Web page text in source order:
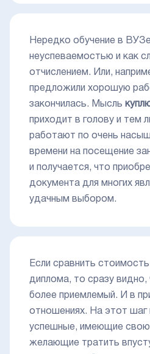
Нередко обучение в
неуспеваемостью и как
отчислением. Или,
предложили хорошую
закончилась. Мысль
приходит в голову и тем
работают по очень
времени на посещение
и получается, что
документа для многих
удачным выбором.
Если сравнить стоимость
диплома, то сразу видно,
более приемлемый. И в
отношениях. На этот шаг
успешные, имеющие свою
желающие тратить